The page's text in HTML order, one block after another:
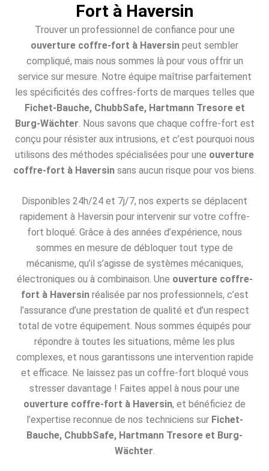
Fort à Haversin
Trouver un professionnel de confiance pour une
ouverture coffre-fort à Haversin peut sembler
compliqué, mais nous sommes là pour vous offrir un
service sur mesure. Notre équipe maîtrise parfaitement
les spécificités des coffres-forts de marques telles que
Fichet-Bauche, ChubbSafe, Hartmann Tresore et
Burg-Wächter . Nous savons que chaque coffre-fort est
conçu pour résister aux intrusions, et c’est pourquoi nous
utilisons des méthodes spécialisées pour une ouverture
coffre-fort à Haversin sans aucun risque pour vos biens.
Disponibles 24h/24 et 7j/7, nos experts se déplacent
rapidement à Haversin pour intervenir sur votre coffre-
fort bloqué. Grâce à des années d’expérience, nous
sommes en mesure de débloquer tout type de
mécanisme, qu’il s’agisse de systèmes mécaniques,
électroniques ou à combinaison. Une ouverture coffre-
fort à Haversinréalisée par nos professionnels, c’est
l’assurance d’une prestation de qualité et d’un respect
total de votre équipement. Nous sommes équipés pour
répondre à toutes les situations, même les plus
complexes, et nous garantissons une intervention rapide
et efficace. Ne laissez pas un coffre-fort bloqué vous
stresser davantage ! Faites appel à nous pour une
ouverture coffre-fort à Haversin, et bénéficiez de
l’expertise reconnue de nos techniciens sur Fichet-
Bauche, ChubbSafe, Hartmann Tresore et Burg-
Wächter.